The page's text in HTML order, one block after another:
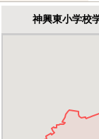
神興東小学校